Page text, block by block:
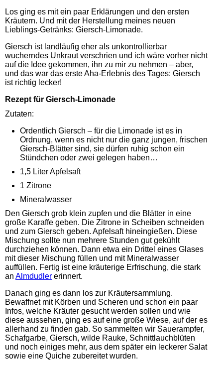
Los ging es mit ein paar Erklärungen und den ersten
Kräutern. Und mit der Herstellung meines neuen
Lieblings-Getränks: Giersch-Limonade.
Giersch ist landläufig eher als unkontrollierbar
wucherndes Unkraut verschrien und ich wäre vorher nicht
auf die Idee gekommen, ihn zu mir zu nehmen – aber,
und das war das erste Aha-Erlebnis des Tages: Giersch
ist richtig lecker!
Rezept für Giersch-Limonade
Zutaten:
Ordentlich Giersch – für die Limonade ist es in
Ordnung, wenn es nicht nur die ganz jungen, frischen
Giersch-Blätter sind, sie dürfen ruhig schon ein
Stündchen oder zwei gelegen haben…
1,5 Liter Apfelsaft
1 Zitrone
Mineralwasser
Den Giersch grob klein zupfen und die Blätter in eine
große Karaffe geben. Die Zitrone in Scheiben schneiden
und zum Giersch geben. Apfelsaft hineingießen. Diese
Mischung sollte nun mehrere Stunden gut gekühlt
durchziehen können. Dann etwa ein Drittel eines Glases
mit dieser Mischung füllen und mit Mineralwasser
auffüllen. Fertig ist eine kräuterige Erfrischung, die stark
an Almdudler erinnert.
Danach ging es dann los zur Kräutersammlung.
Bewaffnet mit Körben und Scheren und schon ein paar
Infos, welche Kräuter gesucht werden sollen und wie
diese aussehen, ging es auf eine große Wiese, auf der es
allerhand zu finden gab. So sammelten wir Sauerampfer,
Schafgarbe, Giersch, wilde Rauke, Schnittlauchblüten
und noch einiges mehr, aus dem später ein leckerer Salat
sowie eine Quiche zubereitet wurden.